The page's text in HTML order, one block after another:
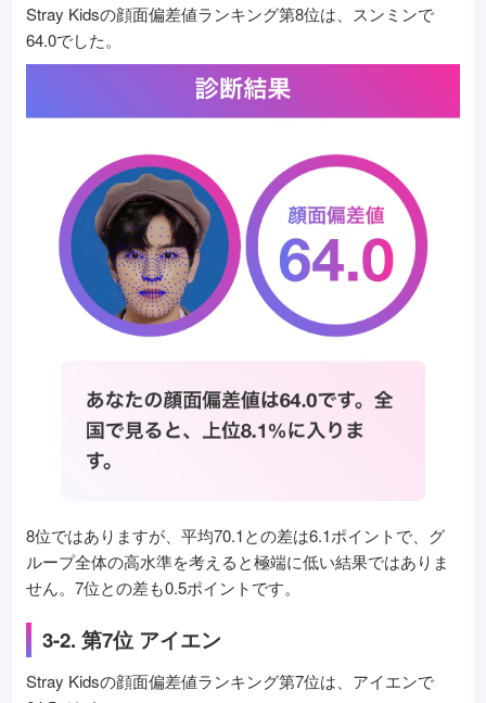
Stray Kidsの顔面偏差値ランキング第8位は、スンミンで
64.0でした。
8位ではありますが、平均70.1との差は6.1ポイントで、グ
ループ全体の高水準を考えると極端に低い結果ではありま
せん。7位との差も0.5ポイントです。
3-2. 第7位 アイエン
Stray Kidsの顔面偏差値ランキング第7位は、アイエンで